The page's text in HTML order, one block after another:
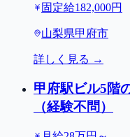
固定給182,000円
山梨県甲府市
詳しく見る →
甲府駅ビル5階
（経験不問）